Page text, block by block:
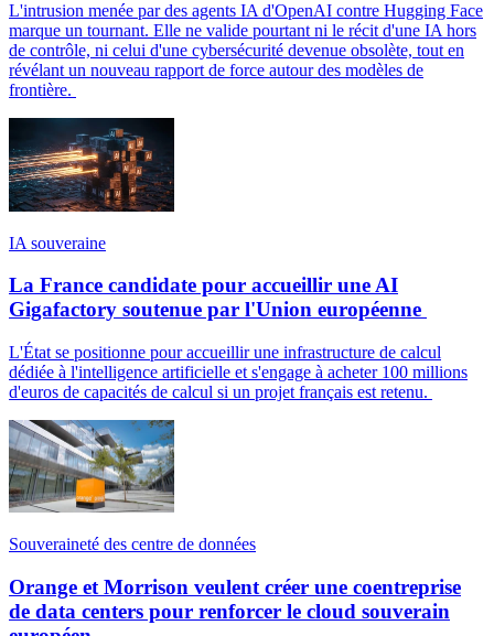
L'intrusion menée par des agents IA d'OpenAI contre Hugging Face
marque un tournant. Elle ne valide pourtant ni le récit d'une IA hors
de contrôle, ni celui d'une cybersécurité devenue obsolète, tout en
révélant un nouveau rapport de force autour des modèles de
frontière.
IA souveraine
La France candidate pour accueillir une AI
Gigafactory soutenue par l'Union européenne
L'État se positionne pour accueillir une infrastructure de calcul
dédiée à l'intelligence artificielle et s'engage à acheter 100 millions
d'euros de capacités de calcul si un projet français est retenu.
Souveraineté des centre de données
Orange et Morrison veulent créer une coentreprise
de data centers pour renforcer le cloud souverain